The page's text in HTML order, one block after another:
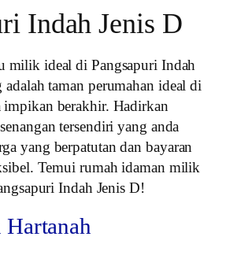
Indah Jenis D
milik ideal di Pangsapuri Indah
adalah taman perumahan ideal di
impikan berakhir. Hadirkan
tersendiri yang anda
yang berpatutan dan bayaran
Temui rumah idaman milik
Indah Jenis D!